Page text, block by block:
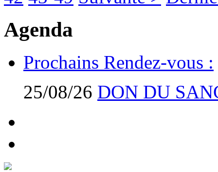
Agenda
Prochains Rendez-vous :
25/08/26 DON DU